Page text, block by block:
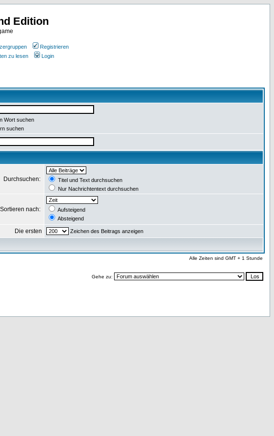
Edition
Registrieren
zu lesen Login
Wort suchen
suchen
Durchsuchen:
Titel und Text durchsuchen
Nur Nachrichtentext durchsuchen
Sortieren nach:
Aufsteigend
Absteigend
Die ersten Zeichen des Beitrags anzeigen
Alle Zeiten sind GMT + 1 Stunde
Gehe zu: